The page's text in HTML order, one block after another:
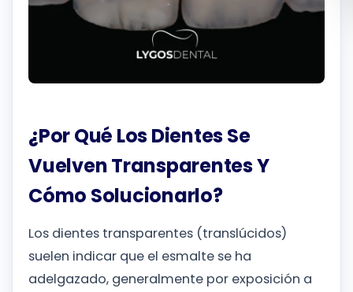
¿Por Qué Los Dientes Se
Vuelven Transparentes Y
Cómo Solucionarlo?
Los dientes transparentes (translúcidos)
suelen indicar que el esmalte se ha
adelgazado, generalmente por exposición a